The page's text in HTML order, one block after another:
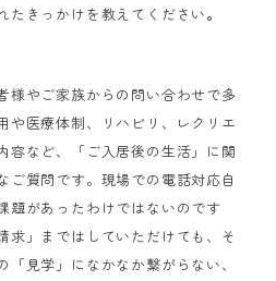
たきっかけを教えてください。
様やご家族からの問い合わせで多
や医療体制、リハビリ、レクリエ
容など、「ご入居後の生活」に関
ご質問です。現場での電話対応自
題があったわけではないのです
求」まではしていただけても、そ
「見学」になかなか繋がらない、